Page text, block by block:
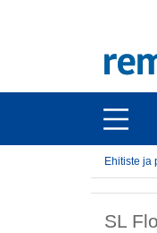
open
main
open
main
Ehitiste ja
SL